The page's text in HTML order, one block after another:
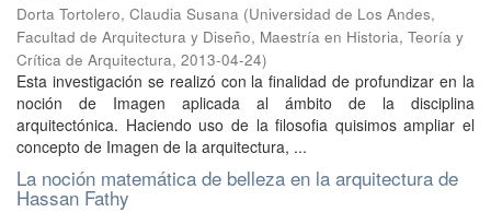
Dorta Tortolero, Claudia Susana (Universidad de Los Andes,
Facultad de Arquitectura y Diseño, Maestría en Historia, Teoría y
Crítica de Arquitectura, 2013-04-24)
Esta investigación se realizó con la finalidad de profundizar en la
noción de Imagen aplicada al ámbito de la disciplina
arquitectónica. Haciendo uso de la filosofia quisimos ampliar el
concepto de Imagen de la arquitectura, ...
La noción matemática de belleza en la arquitectura de
Hassan Fathy